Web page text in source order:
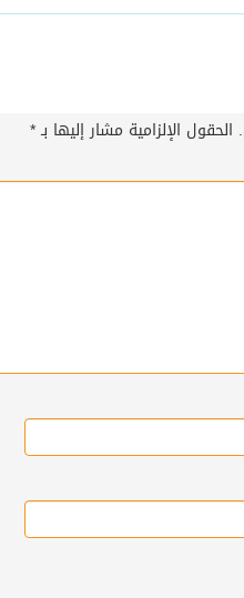
الحقول الإلزامية مشار إليها بـ*